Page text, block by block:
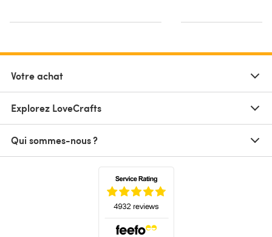
Votre achat
Explorez LoveCrafts
Qui sommes-nous ?